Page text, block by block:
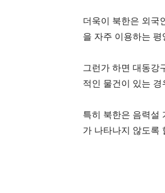
더욱이 북한은 외국
을 자주 이용하는
그런가 하면 대동강
적인 물건이 있는
특히 북한은 음력설
가 나타나지 않도록